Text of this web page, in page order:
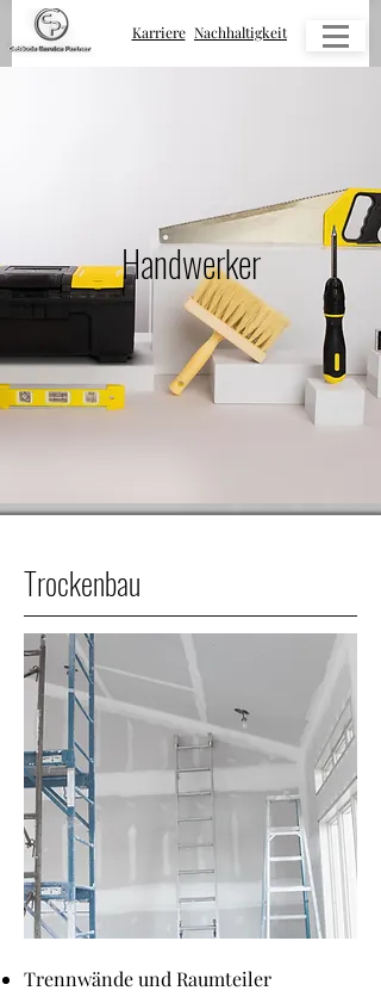
Nachhaltigkeit
Karriere
Handwerker
Trockenbau
Trennwände und Raumteiler